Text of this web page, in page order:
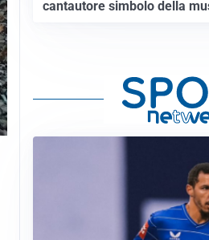
cantautore simbolo della